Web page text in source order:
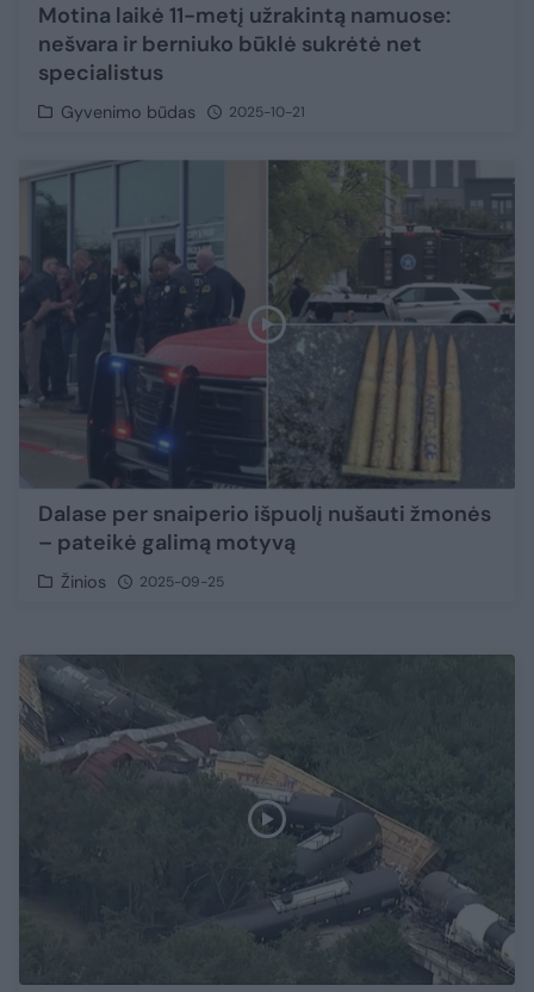
Motina laikė 11-metį užrakintą namuose:
nešvara ir berniuko būklė sukrėtė net
specialistus
Gyvenimo būdas 2025-10-21
Dalase per snaiperio išpuolį nušauti žmonės
– pateikė galimą motyvą
Žinios 2025-09-25